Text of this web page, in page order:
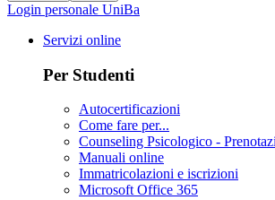
Login personale UniBa
Servizi online
Per Studenti
Autocertificazioni
Come fare per...
Counseling Psicologico -
Manuali online
Immatricolazioni e iscrizioni
Microsoft Office 365